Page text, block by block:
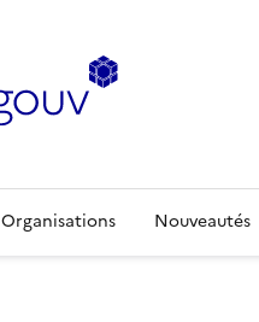
Organisations Nouveautés